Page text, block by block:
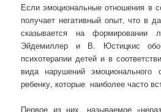
Если эмоциональные отношения в
получает негативный опыт, что в
сказывается на формировании
Эйдемиллер и В. Юстицкис
психотерапии детей и в
вида нарушений эмоционального
ребенку, которые наиболее часто
Первое из них, называемое